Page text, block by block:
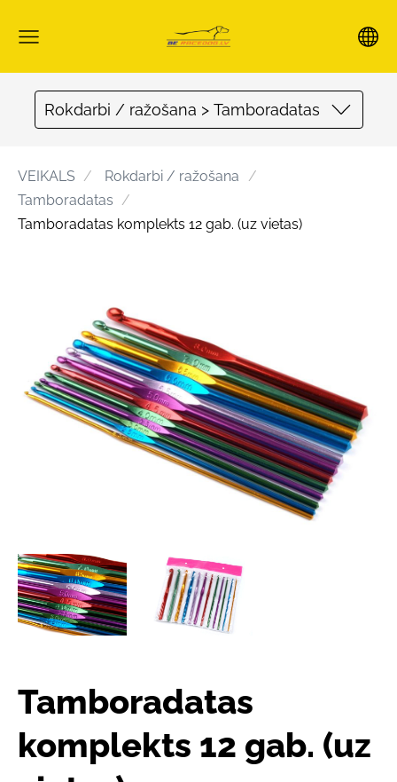
Rokdarbi / ražošana > Tamboradatas
VEIKALS
Rokdarbi / ražošana
Tamboradatas
Tamboradatas komplekts 12 gab. (uz vietas)
Tamboradatas
komplekts 12 gab. (uz